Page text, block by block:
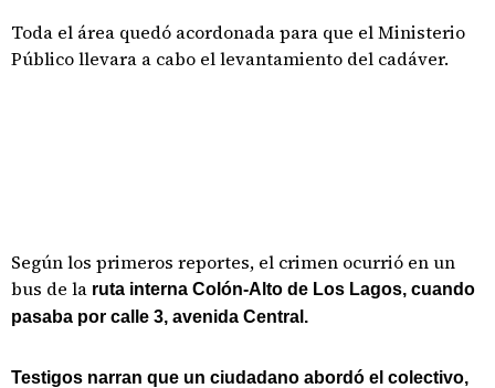
Toda el área quedó acordonada para que el Ministerio
Público llevara a cabo el levantamiento del cadáver.
Según los primeros reportes, el crimen ocurrió en un
bus de la ruta interna Colón-Alto de Los Lagos, cuando
pasaba por calle 3, avenida Central.
Testigos narran que un ciudadano abordó el colectivo,